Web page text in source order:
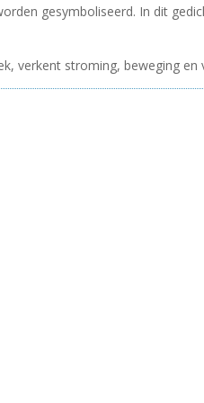
gesymboliseerd. In dit
verkent stroming, beweging en